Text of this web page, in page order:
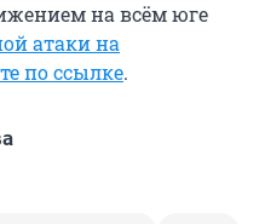
на всём юге
атаки на
по ссылке.